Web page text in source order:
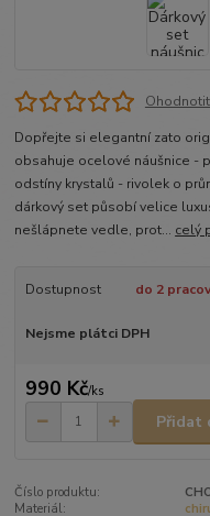
Dopřejte si elegantní zato
obsahuje ocelové náušnice -
odstíny krystalů - rivolek o
dárkový set působí velice
nešlápnete vedle, prot... celý
Dostupnost do 2
Nejsme plátci DPH
990 Kč/ks
Přidat
Číslo produktu:
Materiál: